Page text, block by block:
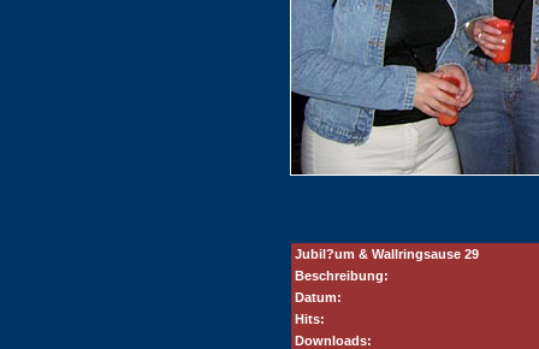
Jubil?um & Wallringsause 29
Beschreibung:
Datum:
Hits:
Downloads: